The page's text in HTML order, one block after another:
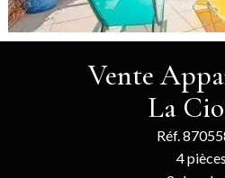
Vente
La
Réf.
4 pièces